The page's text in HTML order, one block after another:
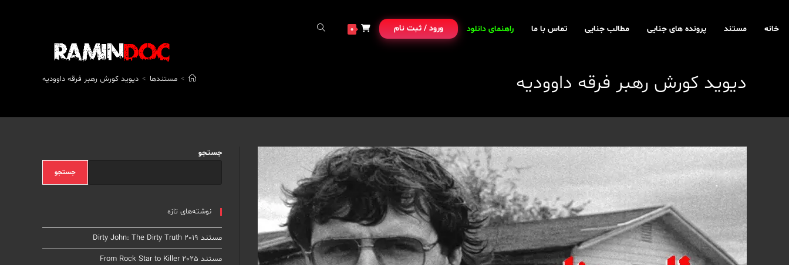
خانه مستند پرونده های جنایی مطالب جنایی تماس با ما راهنمای دانلود ورود / ثبت نام 0
دیوید کورش رهبر فرقه داوودیه > مستندها > دیوید کورش رهبر فرقه داوودیه
جستجو
جستجو
نوشته‌های تازه
مستند Dirty John: The Dirty Truth 2019
مستند From Rock Star to Killer 2025